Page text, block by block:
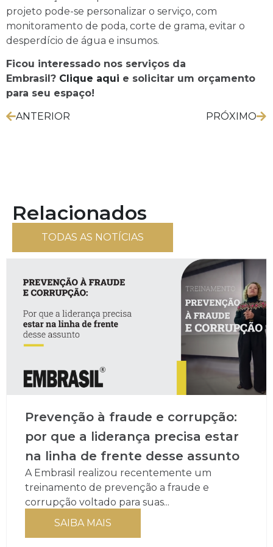
projeto pode-se personalizar o serviço, com
monitoramento de poda, corte de grama, evitar o
desperdício de água e insumos.
Ficou interessado nos serviços da
Embrasil? Clique aqui e solicitar um orçamento
para seu espaço!
ANTERIOR PRÓXIMO
Relacionados
TODAS AS NOTÍCIAS
Prevenção à fraude e corrupção:
por que a liderança precisa estar
na linha de frente desse assunto
A Embrasil realizou recentemente um
treinamento de prevenção a fraude e
corrupção voltado para suas...
SAIBA MAIS